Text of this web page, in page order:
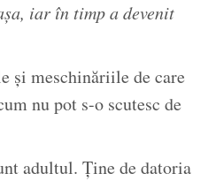
iar în timp a devenit
și meschinăriile de care
nu pot s-o scutesc de
adultul. Ține de datoria